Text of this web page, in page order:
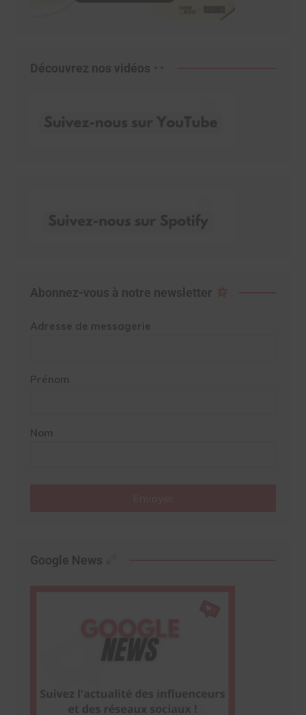
Découvrez nos vidéos
Abonnez-vous à notre newsletter
Adresse de messagerie
Prénom
Nom
Google News